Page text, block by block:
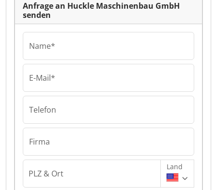
Anfrage an Huckle Maschinenbau GmbH
senden
Name*
E-Mail*
Telefon
Firma
PLZ & Ort
Land